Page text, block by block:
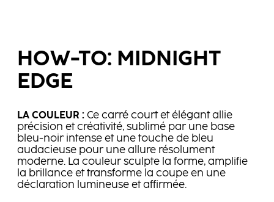
HOW-TO: MIDNIGHT
EDGE
LA COULEUR : Ce carré court et élégant allie
précision et créativité, sublimé par une base
bleu-noir intense et une touche de bleu
audacieuse pour une allure résolument
moderne. La couleur sculpte la forme, amplifie
la brillance et transforme la coupe en une
déclaration lumineuse et affirmée.